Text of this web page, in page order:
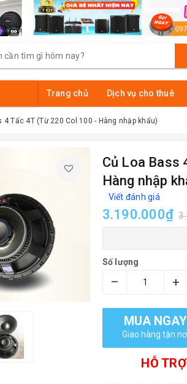
Trang chủ Dịch vụ cho thuê
4 Tấc 4T (Từ 220 Col 100 - Hàng nhập khẩu)
Củ Loa Bass
Hàng nhập
Viết đánh giá
3.190.000₫
Số lượng
– +
MUA NGAY
Giao hàng tận
HỖ